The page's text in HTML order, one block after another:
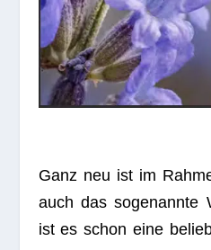
Ganz neu ist im
auch das soge­nannte
ist es schon eine